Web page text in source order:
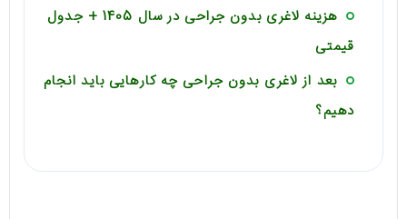
هزینه لاغری بدون جراحی در سال 1405 + جدول
قیمتی
بعد از لاغری بدون جراحی چه کارهایی باید انجام
دهیم؟